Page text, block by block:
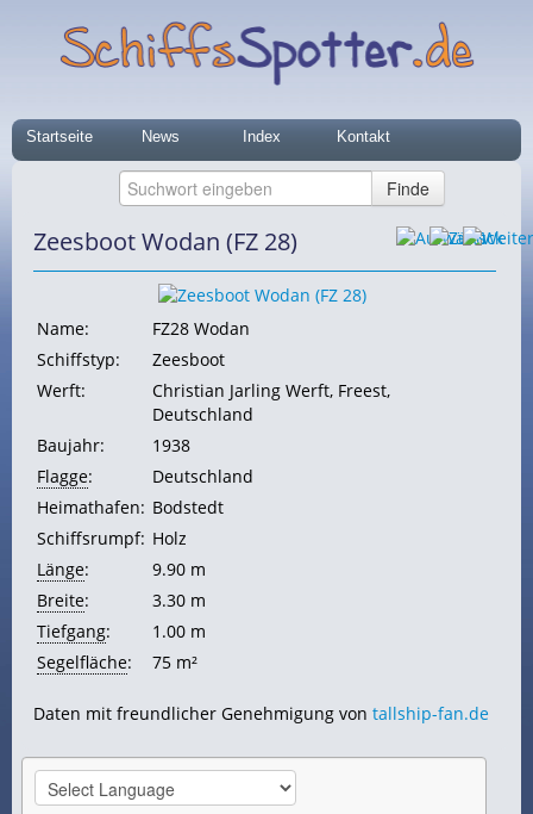
Startseite News Index Kontakt
Zeesboot Wodan (FZ 28)
Name:
FZ28 Wodan
Schiffstyp:
Zeesboot
Werft:
Christian Jarling Werft, Freest,
Deutschland
Baujahr:
1938
Flagge:
Deutschland
Heimathafen: Bodstedt
Schiffsrumpf: Holz
Länge:
9.90 m
Breite:
3.30 m
Tiefgang:
1.00 m
Segelfläche: 75 m²
Daten mit freundlicher Genehmigung von tallship-fan.de